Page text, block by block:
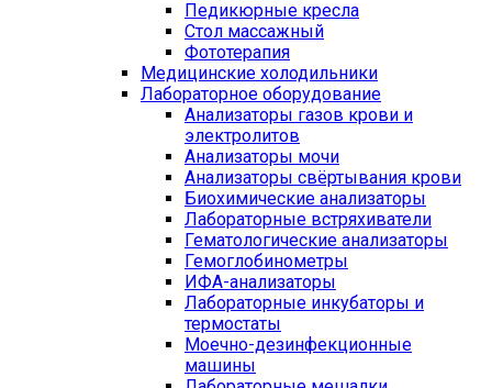
Педикюрные кресла
Стол массажный
Фототерапия
Медицинские холодильники
Лабораторное оборудование
Анализаторы газов крови и
электролитов
Анализаторы мочи
Анализаторы свёртывания крови
Биохимические анализаторы
Лабораторные встряхиватели
Гематологические анализаторы
Гемоглобинометры
ИФА-анализаторы
Лабораторные инкубаторы и
термостаты
Моечно-дезинфекционные
машины